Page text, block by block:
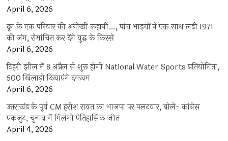
April 6, 2026
दून के एक परिवार की अनोखी कहानी…, पांच भाइयों ने एक साथ लड़ी 1971
की जंग, रोमांचित कर देंगे युद्ध के किस्से
April 6, 2026
टिहरी झील में 8 अप्रैल से शुरू होगी National Water Sports प्रतियोगिता,
500 खिलाड़ी दिखाएंगे दमखम
April 6, 2026
उत्तराखंड के पूर्व CM हरीश रावत का भाजपा पर पलटवार, बोले- कांग्रेस
एकजुट, चुनाव में मिलेगी ऐतिहासिक जीत
April 4, 2026